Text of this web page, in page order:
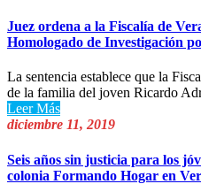
Juez ordena a la Fiscalía de
Homologado de Investigación
La sentencia establece que la
de la familia del joven Ricardo
Leer Más
diciembre 11, 2019
Seis años sin justicia para los
colonia Formando Hogar en